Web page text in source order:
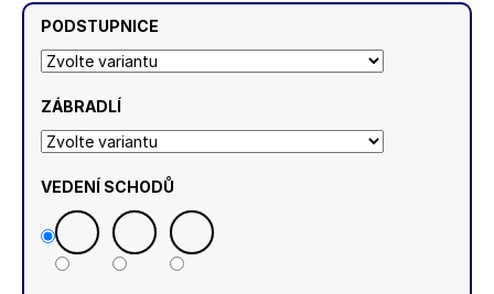
PODSTUPNICE
ZÁBRADLÍ
VEDENÍ SCHODŮ